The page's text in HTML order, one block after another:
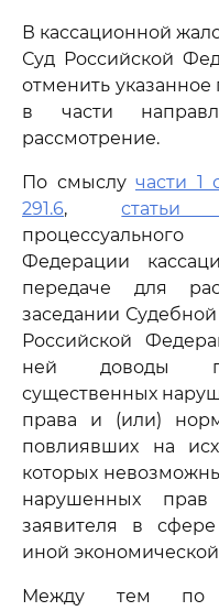
В кассационной
Суд Российской
отменить указанное
в части
рассмотрение.
По смыслу части 1
291.6,статьи
Федерации
передаче для
заседании
Российской
ней доводы
существенных
права и (или)
повлиявших на
которых
нарушенных
заявителя в
иной
Между тем по